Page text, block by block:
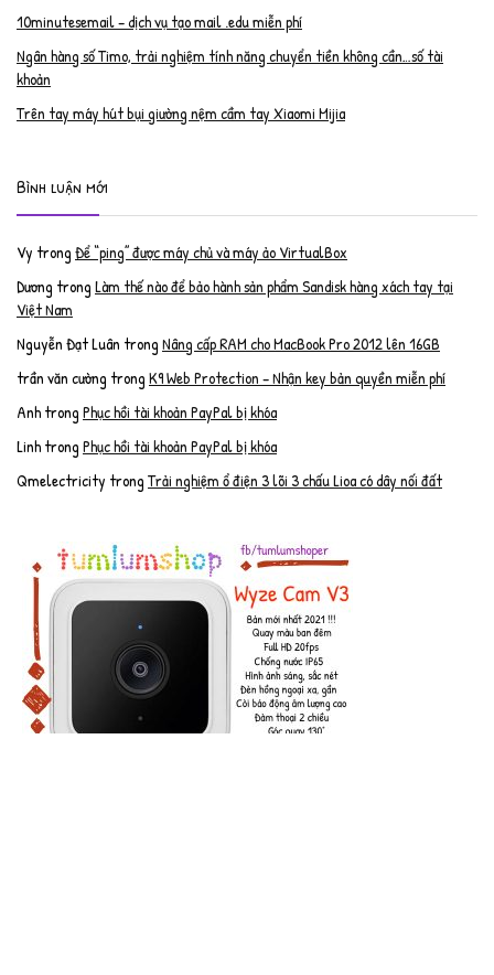
10minutesemail – dịch vụ tạo mail .edu miễn phí
Ngân hàng số Timo, trải nghiệm tính năng chuyển tiền không cần…số tài
khoản
Trên tay máy hút bụi giường nệm cầm tay Xiaomi Mijia
Bình luận mới
Vy trongĐể “ping” được máy chủ và máy ảo VirtualBox
Dương trongLàm thế nào để bảo hành sản phẩm Sandisk hàng xách tay tại
Việt Nam
Nguyễn Đạt Luân trongNâng cấp RAM cho MacBook Pro 2012 lên 16GB
trần văn cường trongK9 Web Protection – Nhận key bản quyền miễn phí
AnhtrongPhục hồi tài khoản PayPal bị khóa
LinhtrongPhục hồi tài khoản PayPal bị khóa
Qmelectricity trongTrải nghiệm ổ điện 3 lõi 3 chấu Lioa có dây nối đất